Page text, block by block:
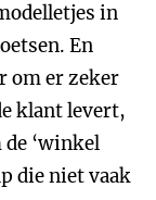
in
En
om er zeker
klant levert,
‘winkel
die niet vaak